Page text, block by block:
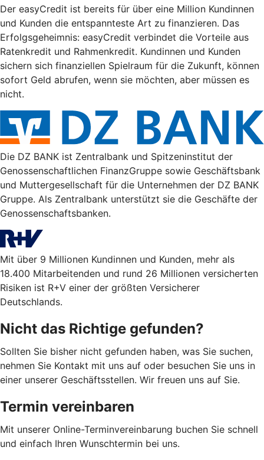
Der easyCredit ist bereits für über eine Million Kundinnen
und Kunden die entspannteste Art zu finanzieren. Das
Erfolgsgeheimnis: easyCredit verbindet die Vorteile aus
Ratenkredit und Rahmenkredit. Kundinnen und Kunden
sichern sich finanziellen Spielraum für die Zukunft, können
sofort Geld abrufen, wenn sie möchten, aber müssen es
nicht.
Die DZ BANK ist Zentralbank und Spitzeninstitut der
Genossenschaftlichen FinanzGruppe sowie Geschäftsbank
und Muttergesellschaft für die Unternehmen der DZ BANK
Gruppe. Als Zentralbank unterstützt sie die Geschäfte der
Genossenschaftsbanken.
Mit über 9 Millionen Kundinnen und Kunden, mehr als
18.400 Mitarbeitenden und rund 26 Millionen versicherten
Risiken ist R+V einer der größten Versicherer
Deutschlands.
Nicht das Richtige gefunden?
Sollten Sie bisher nicht gefunden haben, was Sie suchen,
nehmen Sie Kontakt mit uns auf oder besuchen Sie uns in
einer unserer Geschäftsstellen. Wir freuen uns auf Sie.
Termin vereinbaren
Mit unserer Online-Terminvereinbarung buchen Sie schnell
und einfach Ihren Wunschtermin bei uns.